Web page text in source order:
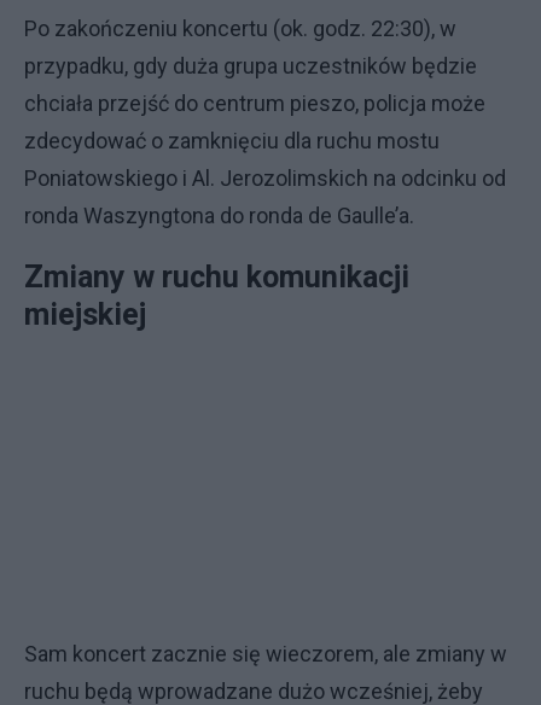
Po zakończeniu koncertu (ok. godz. 22:30), w
przypadku, gdy duża grupa uczestników będzie
chciała przejść do centrum pieszo, policja może
zdecydować o zamknięciu dla ruchu mostu
Poniatowskiego i Al. Jerozolimskich na odcinku od
ronda Waszyngtona do ronda de Gaulle’a.
Zmiany w ruchu komunikacji
miejskiej
Sam koncert zacznie się wieczorem, ale zmiany w
ruchu będą wprowadzane dużo wcześniej, żeby